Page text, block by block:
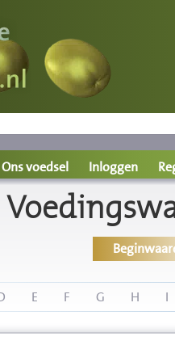
Ons voedsel Inloggen
E F G H I